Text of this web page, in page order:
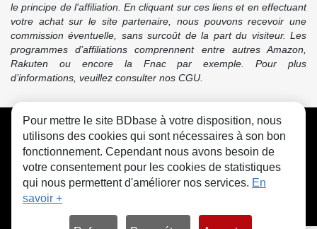
le principe de l'affiliation. En cliquant sur ces liens et en effectuant
votre achat sur le site partenaire, nous pouvons recevoir une
commission éventuelle, sans surcoût de la part du visiteur. Les
programmes d’affiliations comprennent entre autres Amazon,
Rakuten ou encore la Fnac par exemple. Pour plus
d’informations, veuillez consulter nos CGU.
CGU FAQ Contact Cookies
Pour mettre le site BDbase à votre disposition, nous
utilisons des cookies qui sont nécessaires à son bon
fonctionnement. Cependant nous avons besoin de
votre consentement pour les cookies de statistiques
qui nous permettent d'améliorer nos services. En
savoir +